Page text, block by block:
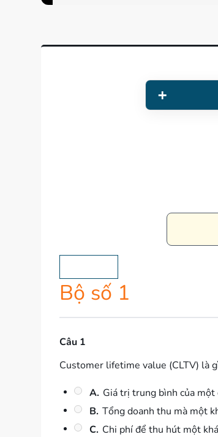
Bộ số 1
Câu 1
Customer lifetime value (CLTV) là
A. Giá trị trung bình của một
B. Tổng doanh thu mà một
C. Chi phí để thu hút một